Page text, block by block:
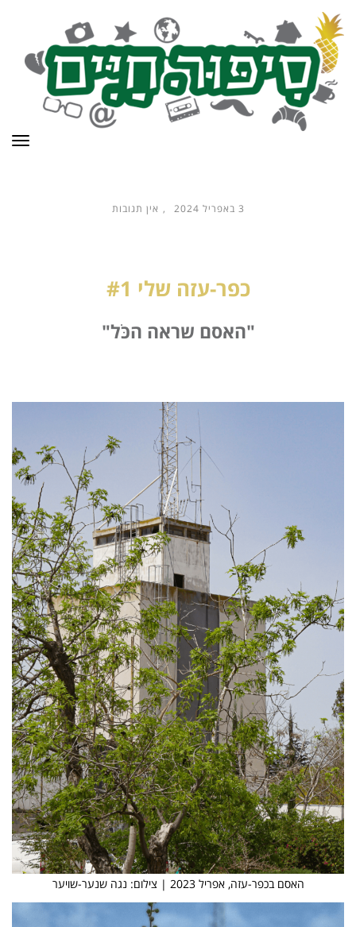
3 באפריל 2024 אין תגובות
כפר-עזה שלי #1
"האסם שראה הכֹּל"
האסם בכפר-עזה, אפריל 2023 | צילום: נגה שנער-שויער